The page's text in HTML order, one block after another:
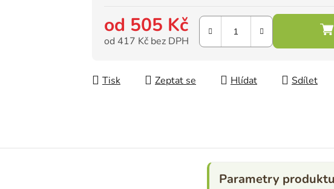
od 505 Kč
od 417 Kč bez DPH
Tisk
Zeptat se Hlídat Sdílet